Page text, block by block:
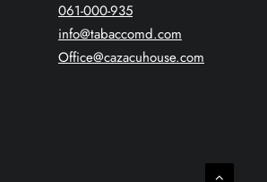
061-000-935
info@tabaccomd.com
Office@cazacuhouse.com